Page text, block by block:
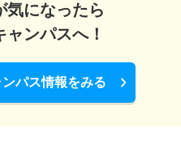
気になったら
ャンパスへ！
パス情報をみる